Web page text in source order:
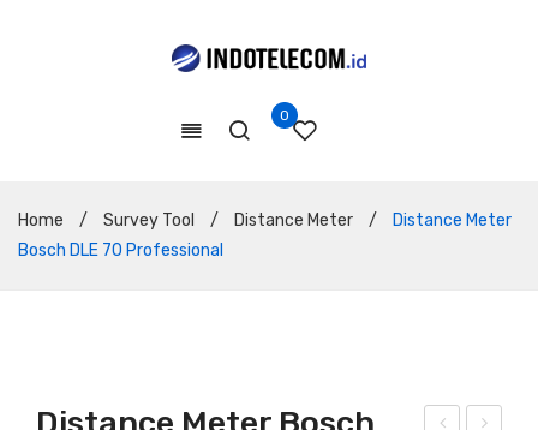
0
Home / Survey Tool / Distance Meter /
Distance Meter
Bosch DLE 70 Professional